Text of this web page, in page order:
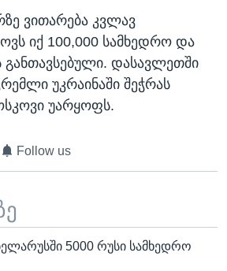
ვითარება კვლავ
იქ 100,000 სამხედრო და
განთავსებული. დასავლეთში
უკრაინაში შეჭრას
უარყოფს.
Follow us
5000 რუსი სამხედრო